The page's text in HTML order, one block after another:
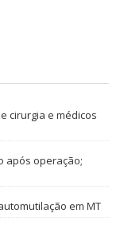
cirurgia e médicos
após operação;
em MT